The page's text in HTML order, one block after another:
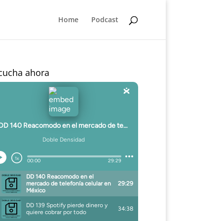
Home Podcast
ahora